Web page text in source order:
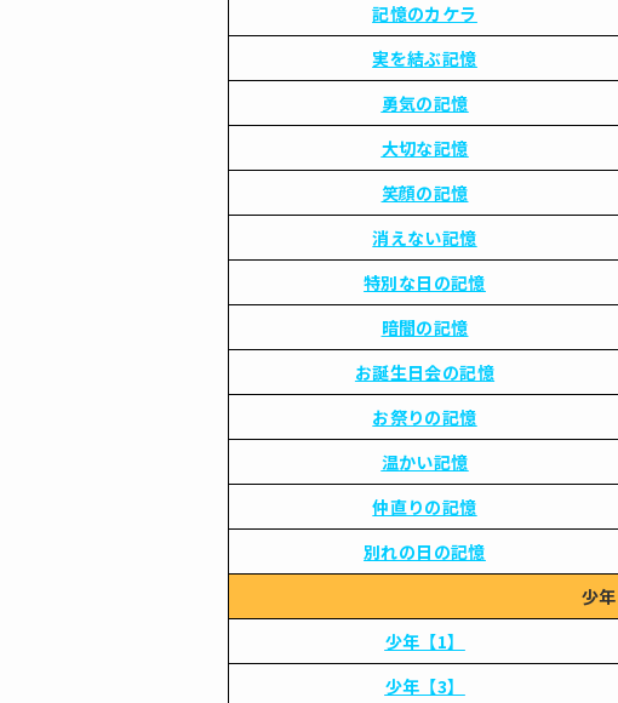
記憶のカケラ
実を結ぶ記憶
勇気の記憶
大切な記憶
笑顔の記憶
消えない記憶
特別な日の記憶
暗闇の記憶
お誕生日会の記憶
お祭りの記憶
温かい記憶
仲直りの記憶
別れの日の記憶
少年
少年【1】
少年【3】